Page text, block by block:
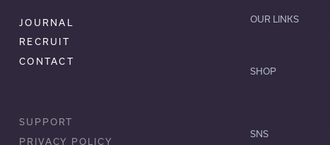
JOURNAL
RECRUIT
CONTACT
SUPPORT
PRIVACY POLICY
OUR LINKS
SHOP
SNS